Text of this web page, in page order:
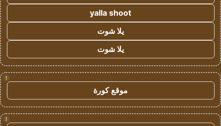
yalla shoot
يلا شوت
يلا شوت
!
موقع كورة
!